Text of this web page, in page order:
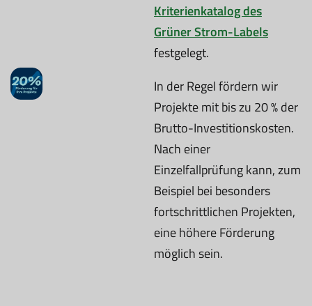
Kriterienkatalog des
Grüner Strom-Labels
festgelegt.
In der Regel fördern wir
Projekte mit bis zu 20 % der
Brutto-Investitionskosten.
Nach einer
Einzelfallprüfung kann, zum
Beispiel bei besonders
fortschrittlichen Projekten,
eine höhere Förderung
möglich sein.